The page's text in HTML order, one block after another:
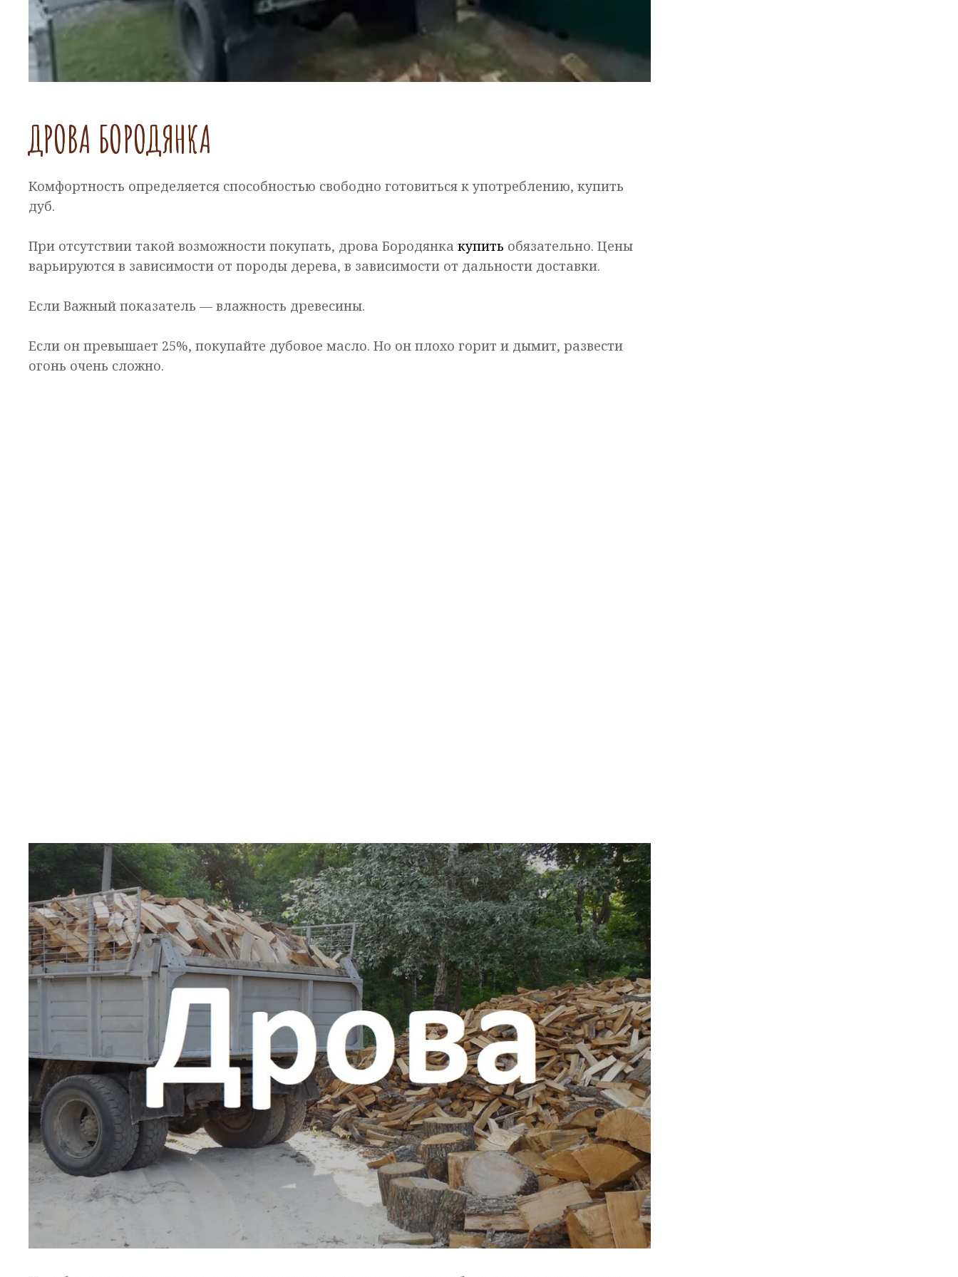
ДРОВА БОРОДЯНКА
Комфортность определяется способностью свободно готовиться к употреблению, купить
дуб.
При отсутствии такой возможности покупать, дрова Бородянка купить обязательно. Цены
варьируются в зависимости от породы дерева, в зависимости от дальности доставки.
Если Важный показатель — влажность древесины.
Если он превышает 25%, покупайте дубовое масло. Но он плохо горит и дымит, развести
огонь очень сложно.